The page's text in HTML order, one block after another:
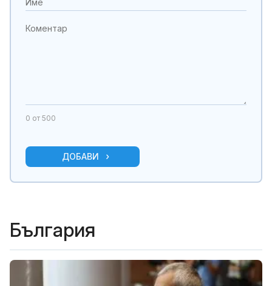
0 от 500
ДОБАВИ
България